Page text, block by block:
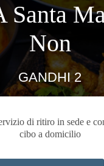
Santa
Non
GANDHI 2
di ritiro in sede e
cibo a domicilio